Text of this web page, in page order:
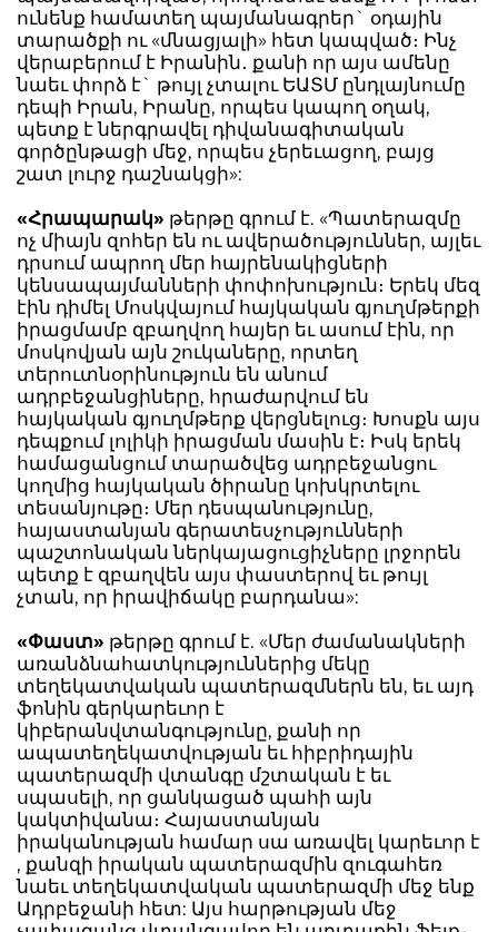
ունենք համատեղ պայմանագրեր` օդային
տարածքի ու «մնացյալի» հետ կապված։ Ինչ
վերաբերում է Իրանին․ քանի որ այս ամենը
նաեւ փորձ է` թույլ չտալու ԵԱՏՄ ընդլայնումը
դեպի Իրան, Իրանը, որպես կապող օղակ,
պետք է ներգրավել դիվանագիտական
գործընթացի մեջ, որպես չերեւացող, բայց
շատ լուրջ դաշնակցի»:
«Հրապարակ» թերթը գրում է. «Պատերազմը
ոչ միայն զոհեր են ու ավերածություններ, այլեւ
դրսում ապրող մեր հայրենակիցների
կենսապայմանների փոփոխություն։ Երեկ մեզ
էին դիմել Մոսկվայում հայկական գյուղմթերքի
իրացմամբ զբաղվող հայեր եւ ասում էին, որ
մոսկովյան այն շուկաները, որտեղ
տերուտնօրինություն են անում
ադրբեջանցիները, հրաժարվում են
հայկական գյուղմթերք վերցնելուց։ Խոսքն այս
դեպքում լոլիկի իրացման մասին է։ Իսկ երեկ
համացանցում տարածվեց ադրբեջանցու
կողմից հայկական ծիրանը կոխկրտելու
տեսանյութը։ Մեր դեսպանությունը,
հայաստանյան գերատեսչությունների
պաշտոնական ներկայացուցիչները լրջորեն
պետք է զբաղվեն այս փաստերով եւ թույլ
չտան, որ իրավիճակը բարդանա»:
«Փաստ» թերթը գրում է. «Մեր ժամանակների
առանձնահատկություններից մեկը
տեղեկատվական պատերազմներն են, եւ այդ
ֆոնին գերկարեւոր է
կիբերանվտանգությունը, քանի որ
ապատեղեկատվության եւ հիբրիդային
պատերազմի վտանգը մշտական է եւ
սպասելի, որ ցանկացած պահի այն
կակտիվանա։ Հայաստանյան
իրականության համար սա առավել կարեւոր է
, քանզի իրական պատերազմին զուգահեռ
նաեւ տեղեկատվական պատերազմի մեջ ենք
Ադրբեջանի հետ: Այս հարթության մեջ